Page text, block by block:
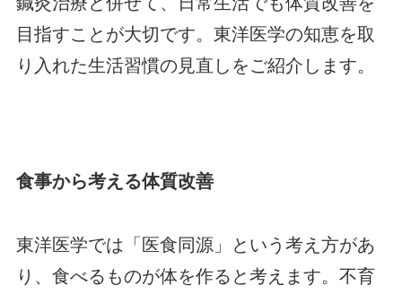
目指すことが大切です。東洋医学の知恵を取
り入れた生活習慣の見直しをご紹介します。
食事から考える体質改善
東洋医学では「医食同源」という考え方があ
り、食べるものが体を作ると考えます。不育